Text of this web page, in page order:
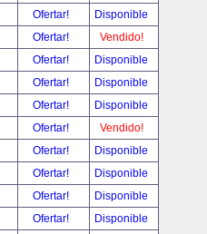
Ofertar!
Disponible
Ofertar!
Vendido!
Ofertar!
Disponible
Ofertar!
Disponible
Ofertar!
Disponible
Ofertar!
Vendido!
Ofertar!
Disponible
Ofertar!
Disponible
Ofertar!
Disponible
Ofertar!
Disponible